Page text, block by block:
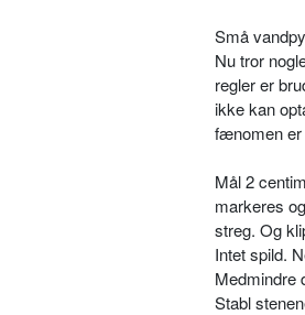
Små
Nu tror
regler er
ikke kan
fænomen er
Mål 2
markeres
streg. Og
Intet spild.
Medmindre
Stabl